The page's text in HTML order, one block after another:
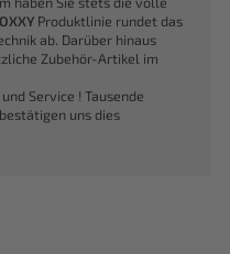
Produktlinie rundet das
ab. Darüber hinaus
Zubehör-Artikel im
Service ! Tausende
uns dies